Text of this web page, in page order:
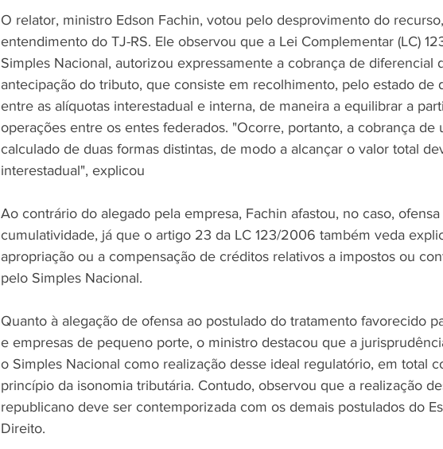
O relator, ministro Edson Fachin, votou pelo desprovimento do
entendimento do TJ-RS. Ele observou que a Lei Complementar (LC)
Simples Nacional, autorizou expressamente a cobrança de diferencial
antecipação do tributo, que consiste em recolhimento, pelo estado de
entre as alíquotas interestadual e interna, de maneira a equilibrar a
operações entre os entes federados. "Ocorre, portanto, a cobrança de
calculado de duas formas distintas, de modo a alcançar o valor total
interestadual", explicou
Ao contrário do alegado pela empresa, Fachin afastou, no caso,
cumulatividade, já que o artigo 23 da LC 123/2006 também veda
apropriação ou a compensação de créditos relativos a impostos ou
pelo Simples Nacional.
Quanto à alegação de ofensa ao postulado do tratamento favorecido
e empresas de pequeno porte, o ministro destacou que a
o Simples Nacional como realização desse ideal regulatório, em total
princípio da isonomia tributária. Contudo, observou que a realização
republicano deve ser contemporizada com os demais postulados do
Direito.